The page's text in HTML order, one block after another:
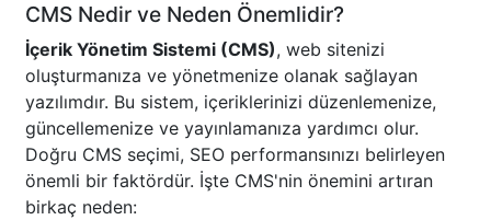
CMS Nedir ve Neden Önemlidir?
İçerik Yönetim Sistemi (CMS), web sitenizi
oluşturmanıza ve yönetmenize olanak sağlayan
yazılımdır. Bu sistem, içeriklerinizi düzenlemenize,
güncellemenize ve yayınlamanıza yardımcı olur.
Doğru CMS seçimi, SEO performansınızı belirleyen
önemli bir faktördür. İşte CMS'nin önemini artıran
birkaç neden: